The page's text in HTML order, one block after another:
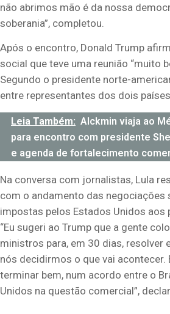
não abrimos mão é da nossa
soberania”, completou.
Após o encontro, Donald Trump
social que teve uma reunião “muito
Segundo o presidente norte-
entre representantes dos dois
Leia Também: Alckmin viaja ao
para encontro com presidente
e agenda de fortalecimento
Na conversa com jornalistas, Lula
com o andamento das negociações
impostas pelos Estados Unidos aos
“Eu sugeri ao Trump que a gente
ministros para, em 30 dias, resolver
nós decidirmos o que vai acontecer.
terminar bem, num acordo entre o
Unidos na questão comercial”,